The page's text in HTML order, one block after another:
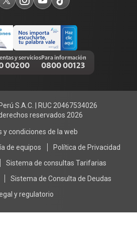
y servicios
00200
Para información
0800 00123
S.A.C. | RUC 20467534026
reservados 2026
y condiciones de la web
de equipos
Política de Privacidad
Sistema de consultas Tarifarias
Sistema de Consulta de Deudas
y regulatorio